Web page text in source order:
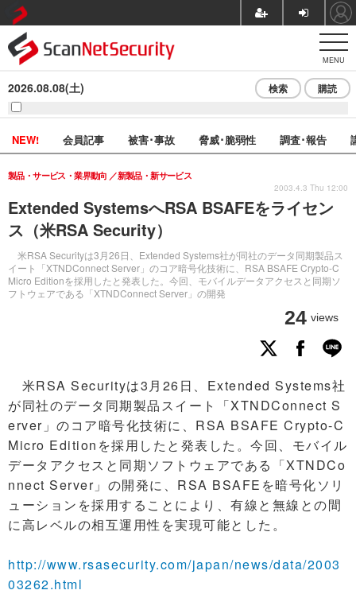
MENU
2026.08.08(土) 検索 購読
NEW! 会員記事 被害･事故 脅威･脆弱性 調査･報告
Extended SystemsへRSA BSAFEをライセン
ス（米RSA Security）
米RSA Securityは3月26日、Extended Systems社が同社のデータ同期製品ス
イート「XTNDConnect Server」のコア暗号化技術に、RSA BSAFE Crypto-C
Micro Editionを採用したと発表した。今回、モバイルデータアクセスと同期ソ
フトウェアである「XTNDConnect Server」の開発
製品・サービス・業界動向 新製品・新サービス
24 views
2003.4.3 Thu 12:00
米RSA Securityは3月26日、Extended Systems社
が同社のデータ同期製品スイート「XTNDConnect S
erver」のコア暗号化技術に、RSA BSAFE Crypto-C
Micro Editionを採用したと発表した。今回、モバイル
データアクセスと同期ソフトウェアである「XTNDCo
nnect Server」の開発に、RSA BSAFEを暗号化ソリ
ューションを採用することにより、有線と無線との間
に高レベルの相互運用性を実現可能とした。
http://www.rsasecurity.com/japan/news/data/2003
03262.html